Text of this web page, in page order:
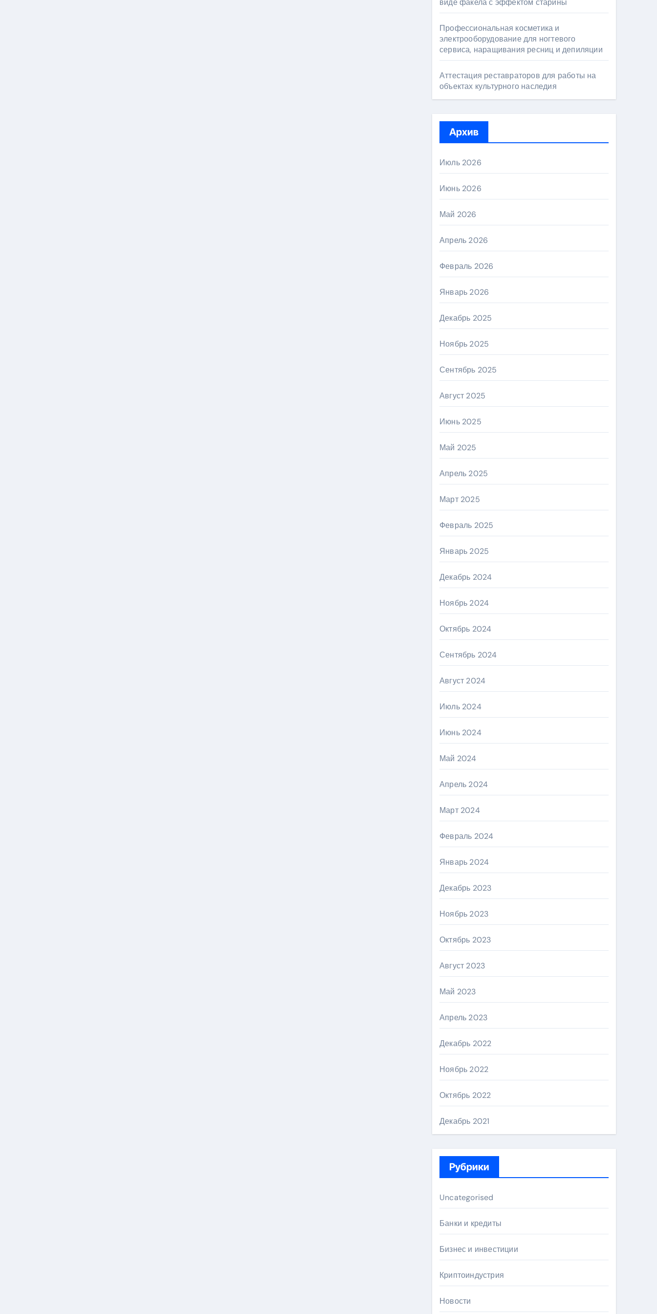
виде факела с эффектом старины
Профессиональная косметика и
электрооборудование для ногтевого
сервиса, наращивания ресниц и депиляции
Аттестация реставраторов для работы на
объектах культурного наследия
Архив
Июль 2026
Июнь 2026
Май 2026
Апрель 2026
Февраль 2026
Январь 2026
Декабрь 2025
Ноябрь 2025
Сентябрь 2025
Август 2025
Июнь 2025
Май 2025
Апрель 2025
Март 2025
Февраль 2025
Январь 2025
Декабрь 2024
Ноябрь 2024
Октябрь 2024
Сентябрь 2024
Август 2024
Июль 2024
Июнь 2024
Май 2024
Апрель 2024
Март 2024
Февраль 2024
Январь 2024
Декабрь 2023
Ноябрь 2023
Октябрь 2023
Август 2023
Май 2023
Апрель 2023
Декабрь 2022
Ноябрь 2022
Октябрь 2022
Декабрь 2021
Рубрики
Uncategorised
Банки и кредиты
Бизнес и инвестиции
Криптоиндустрия
Новости